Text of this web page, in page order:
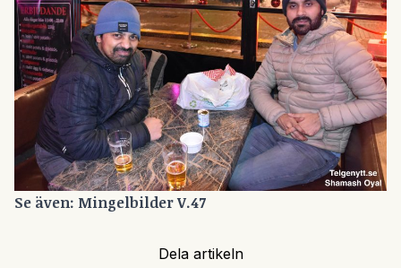
Se även: Mingelbilder V.47
Dela artikeln